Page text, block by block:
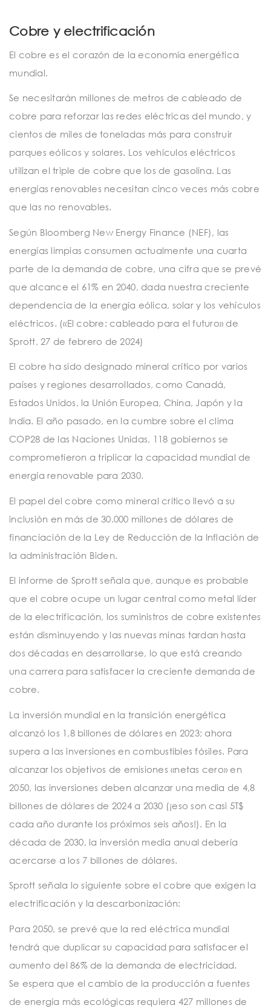
Cobre y electrificación
El cobre es el corazón de la economía energética
mundial.
Se necesitarán millones de metros de cableado de
cobre para reforzar las redes eléctricas del mundo, y
cientos de miles de toneladas más para construir
parques eólicos y solares. Los vehículos eléctricos
utilizan el triple de cobre que los de gasolina. Las
energías renovables necesitan cinco veces más cobre
que las no renovables.
Según Bloomberg New Energy Finance (NEF), las
energías limpias consumen actualmente una cuarta
parte de la demanda de cobre, una cifra que se prevé
que alcance el 61% en 2040, dada nuestra creciente
dependencia de la energía eólica, solar y los vehículos
eléctricos. («El cobre: cableado para el futuro» de
Sprott, 27 de febrero de 2024)
El cobre ha sido designado mineral crítico por varios
países y regiones desarrollados, como Canadá,
Estados Unidos, la Unión Europea, China, Japón y la
India. El año pasado, en la cumbre sobre el clima
COP28 de las Naciones Unidas, 118 gobiernos se
comprometieron a triplicar la capacidad mundial de
energía renovable para 2030.
El papel del cobre como mineral crítico llevó a su
inclusión en más de 30.000 millones de dólares de
financiación de la Ley de Reducción de la Inflación de
la administración Biden.
El informe de Sprott señala que, aunque es probable
que el cobre ocupe un lugar central como metal líder
de la electrificación, los suministros de cobre existentes
están disminuyendo y las nuevas minas tardan hasta
dos décadas en desarrollarse, lo que está creando
una carrera para satisfacer la creciente demanda de
cobre.
La inversión mundial en la transición energética
alcanzó los 1,8 billones de dólares en 2023; ahora
supera a las inversiones en combustibles fósiles. Para
alcanzar los objetivos de emisiones «netas cero» en
2050, las inversiones deben alcanzar una media de 4,8
billones de dólares de 2024 a 2030 (¡eso son casi 5T$
cada año durante los próximos seis años!). En la
década de 2030, la inversión media anual debería
acercarse a los 7 billones de dólares.
Sprott señala lo siguiente sobre el cobre que exigen la
electrificación y la descarbonización:
Para 2050, se prevé que la red eléctrica mundial
tendrá que duplicar su capacidad para satisfacer el
aumento del 86% de la demanda de electricidad.
Se espera que el cambio de la producción a fuentes
de energía más ecológicas requiera 427 millones de